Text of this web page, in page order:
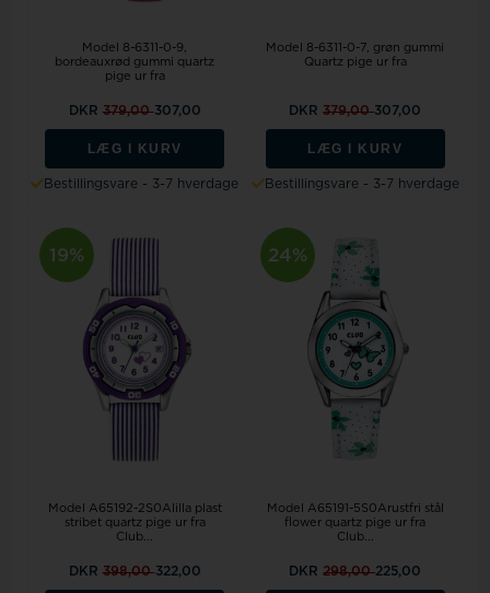
Model 8-6311-0-9
bordeauxrød gummi quartz
pige ur fra
DKR 379,00307,00
LÆG I KURV
Bestillingsvare - 3-7 hverdage
Model 8-6311-0-7
grøn gummi
Quartz pige ur fra
DKR379,00307,00
LÆG I KURV
Bestillingsvare - 3-7 hverdage
19%
Model A65192-2S0Alilla plast
stribet quartz pige ur fra
Club...
DKR 398,00322,00
24%
Model A65191-5S0Arustfri stål
flower quartz pige ur fra
Club...
DKR298,00225,00